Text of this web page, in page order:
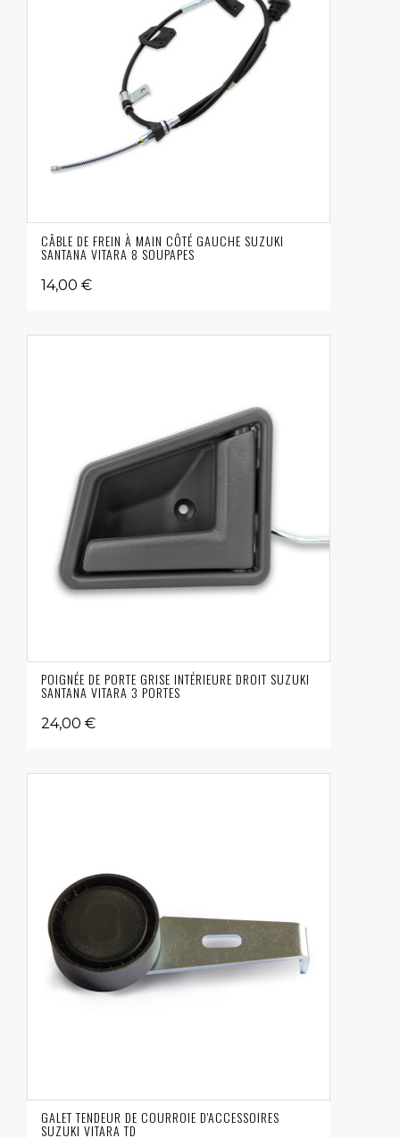
CÂBLE DE FREIN À MAIN CÔTÉ GAUCHE SUZUKI
SANTANA VITARA 8 SOUPAPES
14,00 €
POIGNÉE DE PORTE GRISE INTÉRIEURE DROIT SUZUKI
SANTANA VITARA 3 PORTES
24,00 €
GALET TENDEUR DE COURROIE D'ACCESSOIRES
SUZUKI VITARA TD